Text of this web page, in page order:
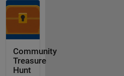
Community
Treasure
Hunt